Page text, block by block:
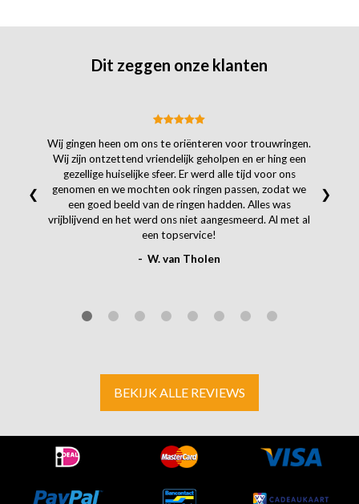
Dit zeggen onze klanten
Wij gingen heen om ons te oriënteren voor trouwringen.
Wij zijn ontzettend vriendelijk geholpen en er hing een
gezellige huiselijke sfeer. Er werd alle tijd voor ons
genomen en we mochten ook ringen passen, zodat we
een goed beeld van de ringen hadden. Alles was
vrijblijvend en het werd ons niet aangesmeerd. Al met al
een topservice!
- W. van Tholen
❮ ❯
BEKIJK ALLE REVIEWS